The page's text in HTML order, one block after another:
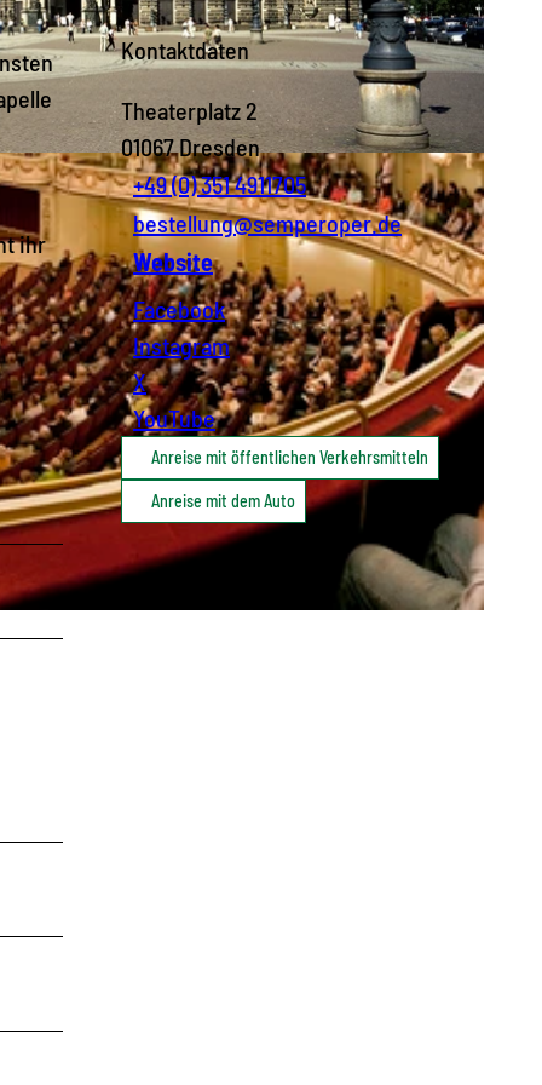
ihr
Kontaktdaten
Theaterplatz 2
01067Dresden
+49 (0) 351 4911705
bestellung@semperoper.de
Website
Facebook
Instagram
X
YouTube
Anreise mit öffentlichen Verkehrsmitteln
Anreise mit dem Auto